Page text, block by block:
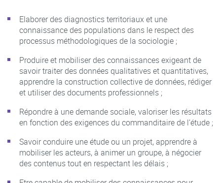
Elaborer des diagnostics territoriaux et une
connaissance des populations dans le respect des
processus méthodologiques de la sociologie ;
Produire et mobiliser des connaissances exigeant de
savoir traiter des données qualitatives et quantitatives,
apprendre la construction collective de données, rédiger
et utiliser des documents professionnels ;
Répondre à une demande sociale, valoriser les résultats
en fonction des exigences du commanditaire de l’étude ;
Savoir conduire une étude ou un projet, apprendre à
mobiliser les acteurs, à animer un groupe, à négocier
des contenus tout en respectant les délais ;